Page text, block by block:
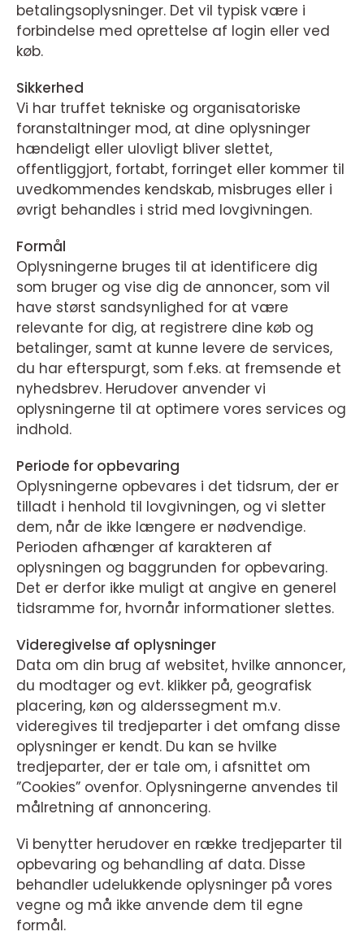
betalingsoplysninger. Det vil typisk være i
forbindelse med oprettelse af login eller ved
køb.
Sikkerhed
Vi har truffet tekniske og organisatoriske
foranstaltninger mod, at dine oplysninger
hændeligt eller ulovligt bliver slettet,
offentliggjort, fortabt, forringet eller kommer til
uvedkommendes kendskab, misbruges eller i
øvrigt behandles i strid med lovgivningen.
Formål
Oplysningerne bruges til at identificere dig
som bruger og vise dig de annoncer, som vil
have størst sandsynlighed for at være
relevante for dig, at registrere dine køb og
betalinger, samt at kunne levere de services,
du har efterspurgt, som f.eks. at fremsende et
nyhedsbrev. Herudover anvender vi
oplysningerne til at optimere vores services og
indhold.
Periode for opbevaring
Oplysningerne opbevares i det tidsrum, der er
tilladt i henhold til lovgivningen, og vi sletter
dem, når de ikke længere er nødvendige.
Perioden afhænger af karakteren af
oplysningen og baggrunden for opbevaring.
Det er derfor ikke muligt at angive en generel
tidsramme for, hvornår informationer slettes.
Videregivelse af oplysninger
Data om din brug af websitet, hvilke annoncer,
du modtager og evt. klikker på, geografisk
placering, køn og alderssegment m.v.
videregives til tredjeparter i det omfang disse
oplysninger er kendt. Du kan se hvilke
tredjeparter, der er tale om, i afsnittet om
”Cookies” ovenfor. Oplysningerne anvendes til
målretning af annoncering.
Vi benytter herudover en række tredjeparter til
opbevaring og behandling af data. Disse
behandler udelukkende oplysninger på vores
vegne og må ikke anvende dem til egne
formål.